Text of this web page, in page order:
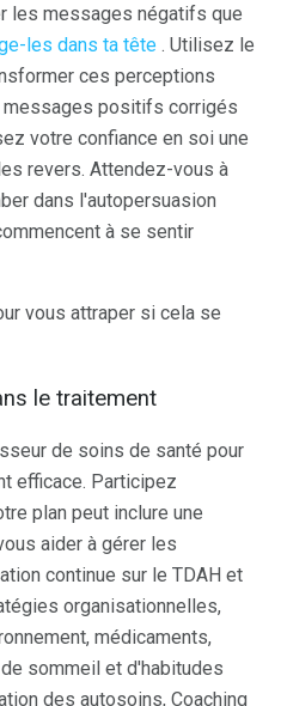
les messages négatifs que
les dans ta tête . Utilisez le
ces perceptions
messages positifs corrigés
votre confiance en soi une
revers. Attendez-vous à
dans l'autopersuasion
à se sentir
vous attraper si cela se
le traitement
de soins de santé pour
efficace. Participez
plan peut inclure une
aider à gérer les
continue sur le TDAH et
organisationnelles,
médicaments,
sommeil et d'habitudes
des autosoins, Coaching